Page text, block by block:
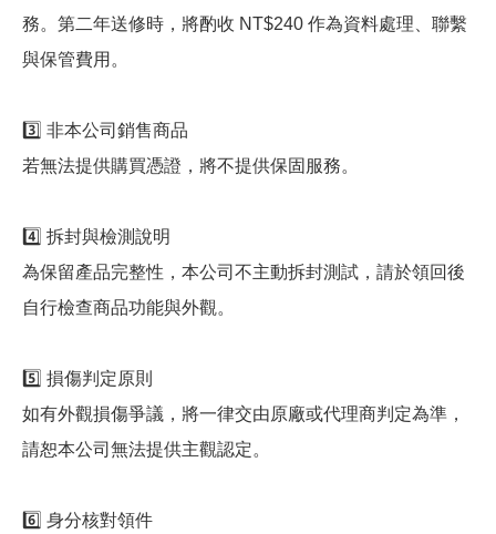
務。第二年送修時，將酌收 NT$240 作為資料處理、聯繫
與保管費用。
3️⃣ 非本公司銷售商品
若無法提供購買憑證，將不提供保固服務。
4️⃣ 拆封與檢測說明
為保留產品完整性，本公司不主動拆封測試，請於領回後
自行檢查商品功能與外觀。
5️⃣ 損傷判定原則
如有外觀損傷爭議，將一律交由原廠或代理商判定為準，
請恕本公司無法提供主觀認定。
6️⃣ 身分核對領件